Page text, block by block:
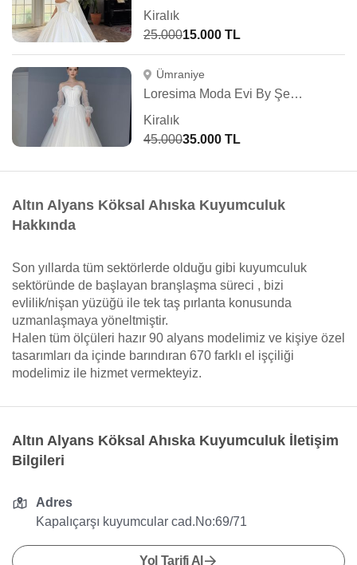
Kiralık
25.00015.000 TL
Ümraniye
Loresima Moda Evi By Şennur Kosif
Kiralık
45.00035.000 TL
Altın Alyans Köksal Ahıska Kuyumculuk
Hakkında
Son yıllarda tüm sektörlerde olduğu gibi kuyumculuk
sektöründe de başlayan branşlaşma süreci , bizi
evlilik/nişan yüzüğü ile tek taş pırlanta konusunda
uzmanlaşmaya yöneltmiştir.
Halen tüm ölçüleri hazır 90 alyans modelimiz ve kişiye özel
tasarımları da içinde barındıran 670 farklı el işçiliği
modelimiz ile hizmet vermekteyiz.
Altın Alyans Köksal Ahıska Kuyumculuk İletişim
Bilgileri
Adres
Kapalıçarşı kuyumcular cad.No:69/71
Yol Tarifi Al